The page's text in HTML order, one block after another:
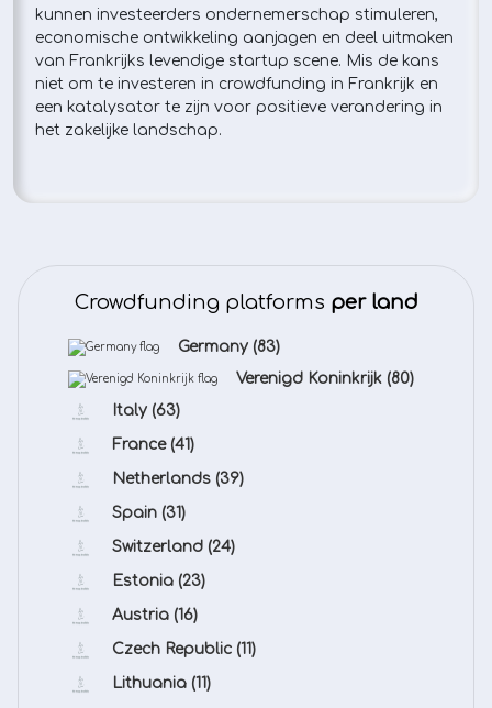
kunnen investeerders ondernemerschap stimuleren,
economische ontwikkeling aanjagen en deel uitmaken
van Frankrijks levendige startup scene. Mis de kans
niet om te investeren in crowdfunding in Frankrijk en
een katalysator te zijn voor positieve verandering in
het zakelijke landschap.
Crowdfunding platforms per land
Germany (83)
Verenigd Koninkrijk (80)
Italy (63)
France (41)
Netherlands (39)
Spain (31)
Switzerland (24)
Estonia (23)
Austria (16)
Czech Republic (11)
Lithuania (11)